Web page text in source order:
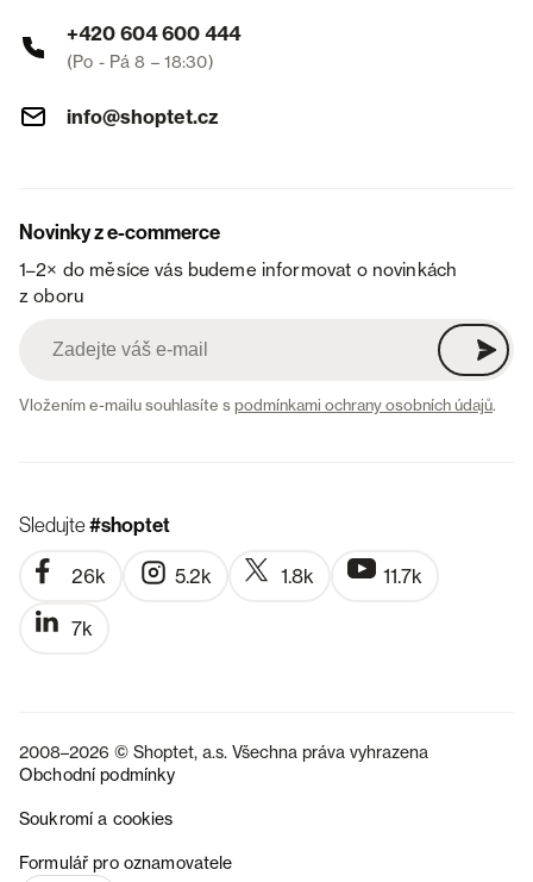
+420 604 600 444
(Po - Pá 8 – 18:30)
info@shoptet.cz
Novinky z e-commerce
1–2× do měsíce vás budeme informovat o novinkách
z oboru
Vložením e-mailu souhlasíte spodmínkami ochrany osobních údajů.
Sledujte#shoptet
26k 5.2k 1.8k 11.7k
7k
2008–2026 © Shoptet, a.s. Všechna práva vyhrazena
Obchodní podmínky
Soukromí a cookies
Formulář pro oznamovatele